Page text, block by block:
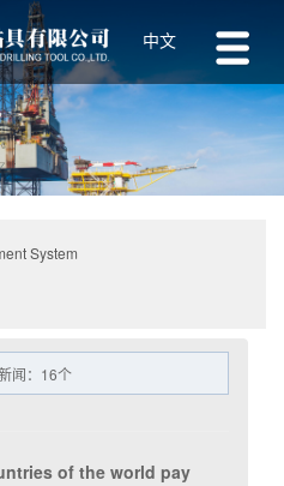
中文
System
闻：16个
of the world pay